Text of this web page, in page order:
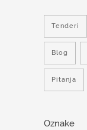
Tenderi
Blog
Pitanja
Oznake